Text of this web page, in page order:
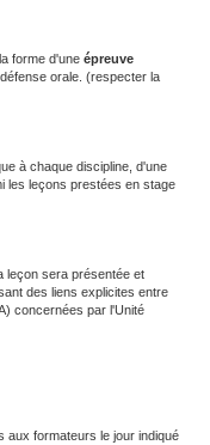
forme d'une épreuve
orale. (respecter la
à chaque discipline, d'une
les leçons prestées en stage
leçon sera présentée et
des liens explicites entre
concernées par l'Unité
aux formateurs le jour indiqué